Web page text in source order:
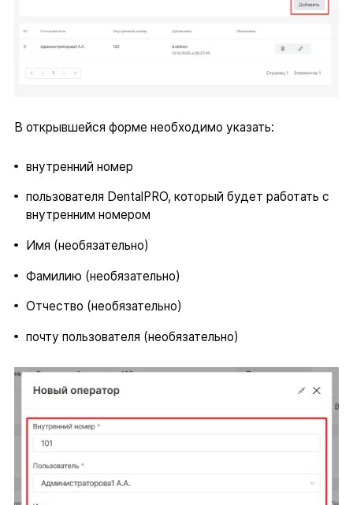
В открывшейся форме необходимо указать:
внутренний номер
пользователя DentalPRO, который будет работать с
внутренним номером
Имя (необязательно)
Фамилию (необязательно)
Отчество (необязательно)
почту пользователя (необязательно)